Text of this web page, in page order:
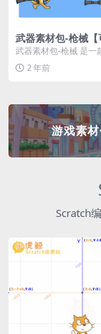
武器素材包-枪械【
武器素材包-枪械 是一
发者和创作者设计的素
多种高质量的枪械...
2 年前
游戏素
Scratch